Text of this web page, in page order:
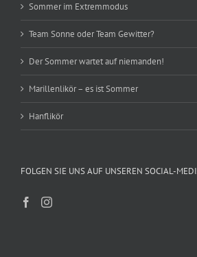
Sommer im Extremmodus
Team Sonne oder Team Gewitter?
Der Sommer wartet auf niemanden!
Marillenlikör – es ist Sommer
Hanflikör
FOLGEN SIE UNS AUF UNSEREN SOCIAL-